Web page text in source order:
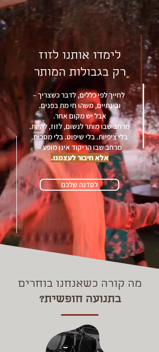
לימדו אותנו לזוז
רק בגבולות המותר
לחייך לפי כללים, לדבר כשצריך –
ובינתיים, משהו חי מת בפנים.
אבל יש מקום אחר.
מרחב שבו מותר לנשום, לזוז, להיות.
בלי ציפיות. בלי שיפוט. בלי מסכות.
מרחב שבו הריקוד אינו מופע –
אלא חיבור לעצמנו.
לסדנה שלכם
מה קורה כשאנחנו בוחרים
בתנועה חופשית?